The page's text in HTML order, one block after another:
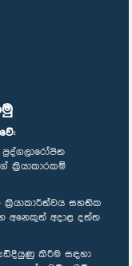
ක්‍රියාකාරකම්
සහතික
අනෙකුත් අදාළ දත්ත
කිරීම සඳහා